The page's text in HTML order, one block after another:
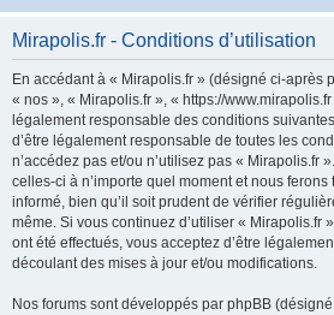
Mirapolis.fr - Conditions d’utilisation
En accédant à « Mirapolis.fr » (désigné ci-après
« nos », « Mirapolis.fr », « https://
légalement responsable des conditions
d’être légalement responsable de toutes les
n’accédez pas et/ou n’utilisez pas « Mirapolis.fr
celles-ci à n’importe quel moment et nous
informé, bien qu’il soit prudent de vérifier
même. Si vous continuez d’utiliser « Mirapolis.fr
ont été effectués, vous acceptez d’être
découlant des mises à jour et/ou modifications.
Nos forums sont développés par phpBB